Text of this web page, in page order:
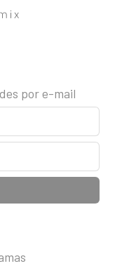
por e-mail